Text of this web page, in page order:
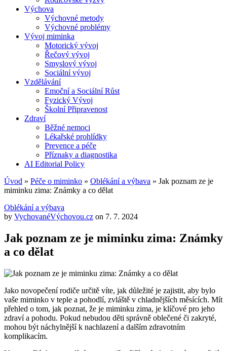
Výchova
Výchovné metody
Výchovné problémy
Vývoj miminka
Motorický vývoj
Řečový vývoj
Smyslový vývoj
Sociální vývoj
Vzdělávání
Emoční a Sociální Růst
Fyzický Vývoj
Školní Připravenost
Zdraví
Běžné nemoci
Lékařské prohlídky
Prevence a péče
Příznaky a diagnostika
AI Editorial Policy
Úvod » Péče o miminko » Oblékání a výbava » Jak poznam ze je
miminku zima: Známky a co dělat
Oblékání a výbava
by VychovanéVýchovou.cz on 7. 7. 2024
Jak poznam ze je miminku zima: Známky
a co dělat
Jako novopečení rodiče určitě víte, jak důležité je zajistit, aby bylo
vaše miminko v teple a pohodlí, zvláště v chladnějších měsících. Mít
přehled o tom, jak poznat, že je miminku zima, je klíčové pro jeho
zdraví a pohodu. Pokud nebudou děti správně oblečené či zakryté,
mohou být náchylnější k nachlazení a dalším zdravotním
komplikacím.